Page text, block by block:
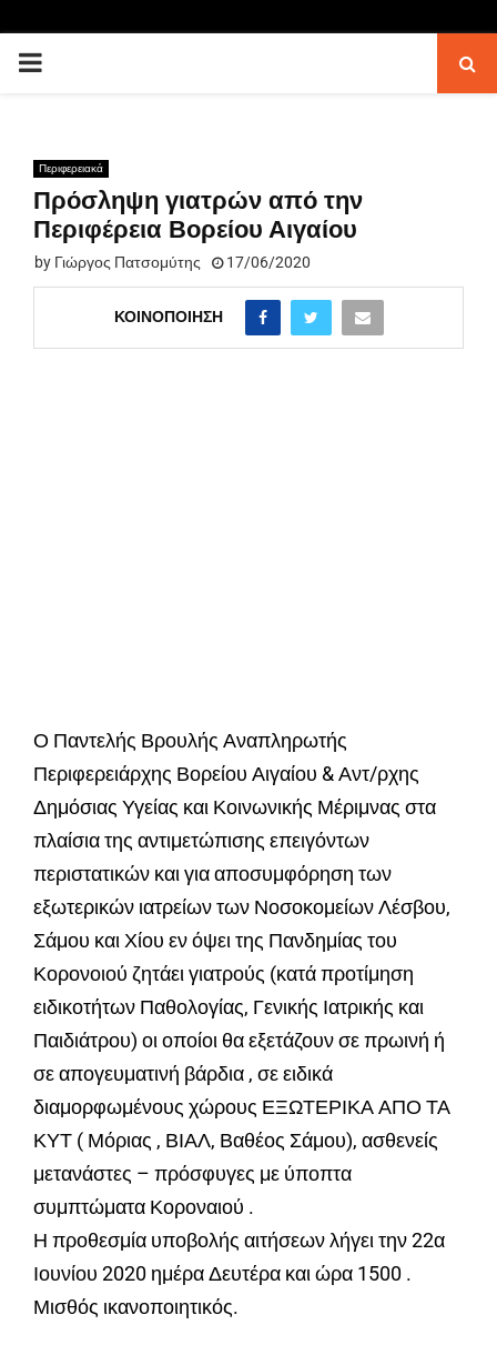
PRIMARY
Περιφερειακά
Πρόσληψη γιατρών από την
Περιφέρεια Βορείου Αιγαίου
by Γιώργος Πατσομύτης 17/06/2020
ΚΟΙΝΟΠΟΊΗΣΗ
Ο Παντελής Βρουλής Αναπληρωτής
Περιφερειάρχης Βορείου Αιγαίου & Αντ/ρχης
Δημόσιας Υγείας και Κοινωνικής Μέριμνας στα
πλαίσια της αντιμετώπισης επειγόντων
περιστατικών και για αποσυμφόρηση των
εξωτερικών ιατρείων των Νοσοκομείων Λέσβου,
Σάμου και Χίου εν όψει της Πανδημίας του
Κορονοιού ζητάει γιατρούς (κατά προτίμηση
ειδικοτήτων Παθολογίας, Γενικής Ιατρικής και
Παιδιάτρου) οι οποίοι θα εξετάζουν σε πρωινή ή
σε απογευματινή βάρδια , σε ειδικά
διαμορφωμένους χώρους ΕΞΩΤΕΡΙΚΑ ΑΠΟ ΤΑ
ΚΥΤ ( Μόριας , ΒΙΑΛ, Βαθέος Σάμου), ασθενείς
μετανάστες – πρόσφυγες με ύποπτα
συμπτώματα Κοροναιού .
Η προθεσμία υποβολής αιτήσεων λήγει την 22α
Ιουνίου 2020 ημέρα Δευτέρα και ώρα 1500 .
Μισθός ικανοποιητικός.